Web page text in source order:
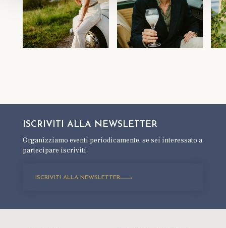
ISCRIVITI ALLA NEWSLETTER
Organizziamo eventi periodicamente,se sei interessato a
partecipare iscriviti
ISCRIVITI ALLA NEWSLETTER